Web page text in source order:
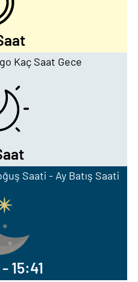
Kaç Saat Gece
Saati - Ay Batış Saati
15:41